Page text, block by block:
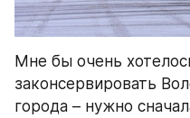
Мне бы очень
законсервировать
города – нужно